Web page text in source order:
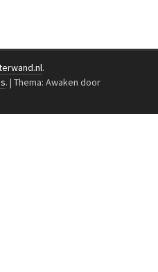
.
. | Thema: Awaken door